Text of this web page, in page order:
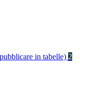
in tabelle) 2